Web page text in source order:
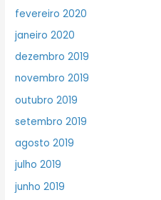
fevereiro 2020
janeiro 2020
dezembro 2019
novembro 2019
outubro 2019
setembro 2019
agosto 2019
julho 2019
junho 2019